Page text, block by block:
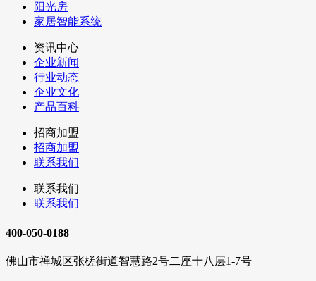
阳光房
家居智能系统
资讯中心
企业新闻
行业动态
企业文化
产品百科
招商加盟
招商加盟
联系我们
联系我们
联系我们
400-050-0188
佛山市禅城区张槎街道智慧路2号二座十八层1-7号